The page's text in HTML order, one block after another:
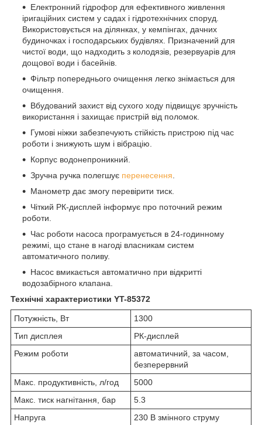
Електронний гідрофор для ефективного живлення
іригаційних систем у садах і гідротехнічних споруд.
Використовується на ділянках, у кемпінгах, дачних
будиночках і господарських будівлях. Призначений для
чистої води, що надходить з колодязів, резервуарів для
дощової води і басейнів.
Фільтр попереднього очищення легко знімається для
очищення.
Вбудований захист від сухого ходу підвищує зручність
використання і захищає пристрій від поломок.
Гумові ніжки забезпечують стійкість пристрою під час
роботи і знижують шум і вібрацію.
Корпус водонепроникний.
Зручна ручка полегшує перенесення
Манометр дає змогу перевірити тиск.
Чіткий РК-дисплей інформує про поточний режим
роботи.
Час роботи насоса програмується в 24-годинному
режимі, що стане в нагоді власникам систем
автоматичного поливу.
Насос вмикається автоматично при відкритті
водозабірного клапана.
Технічні характеристики YT-85372
Потужність, Вт
1300
Тип дисплея
РК-дисплей
Режим роботи
автоматичний, за часом,
безперервний
Макс. продуктивність, л/год
5000
Макс. тиск нагнітання, бар
5.3
Напруга
230 В змінного струму